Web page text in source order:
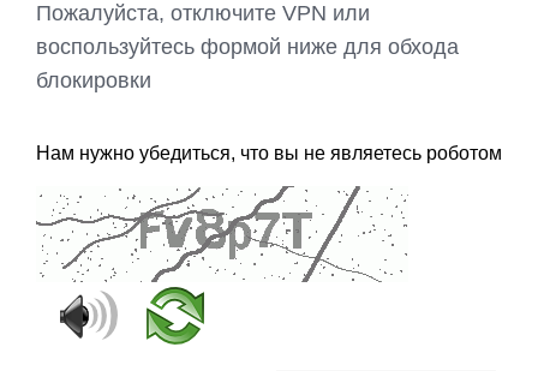
Пожалуйста, отключите VPN или
воспользуйтесь формой ниже для обхода
блокировки
Нам нужно убедиться, что вы не являетесь роботом